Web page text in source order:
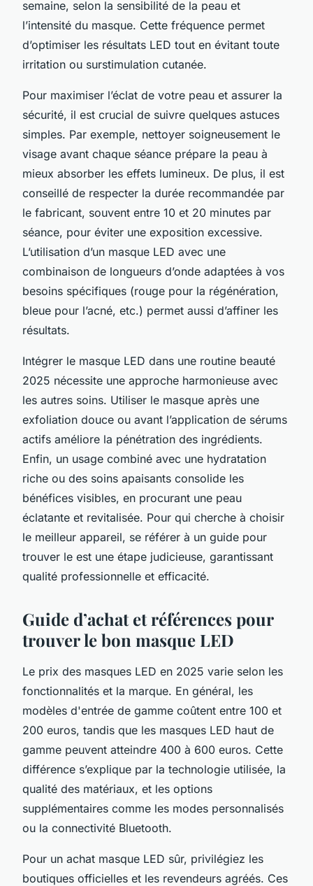
semaine, selon la sensibilité de la peau et
l’intensité du masque. Cette fréquence permet
d’optimiser les résultats LED tout en évitant toute
irritation ou surstimulation cutanée.
Pour maximiser l’éclat de votre peau et assurer la
sécurité, il est crucial de suivre quelques astuces
simples. Par exemple, nettoyer soigneusement le
visage avant chaque séance prépare la peau à
mieux absorber les effets lumineux. De plus, il est
conseillé de respecter la durée recommandée par
le fabricant, souvent entre 10 et 20 minutes par
séance, pour éviter une exposition excessive.
L’utilisation d’un masque LED avec une
combinaison de longueurs d’onde adaptées à vos
besoins spécifiques (rouge pour la régénération,
bleue pour l’acné, etc.) permet aussi d’affiner les
résultats.
Intégrer le masque LED dans une routine beauté
2025 nécessite une approche harmonieuse avec
les autres soins. Utiliser le masque après une
exfoliation douce ou avant l’application de sérums
actifs améliore la pénétration des ingrédients.
Enfin, un usage combiné avec une hydratation
riche ou des soins apaisants consolide les
bénéfices visibles, en procurant une peau
éclatante et revitalisée. Pour qui cherche à choisir
le meilleur appareil, se référer à un guide pour
trouver le est une étape judicieuse, garantissant
qualité professionnelle et efficacité.
Guide d’achat et références pour
trouver le bon masque LED
Le prix des masques LED en 2025 varie selon les
fonctionnalités et la marque. En général, les
modèles d'entrée de gamme coûtent entre 100 et
200 euros, tandis que les masques LED haut de
gamme peuvent atteindre 400 à 600 euros. Cette
différence s’explique par la technologie utilisée, la
qualité des matériaux, et les options
supplémentaires comme les modes personnalisés
ou la connectivité Bluetooth.
Pour un achat masque LED sûr, privilégiez les
boutiques officielles et les revendeurs agréés. Ces